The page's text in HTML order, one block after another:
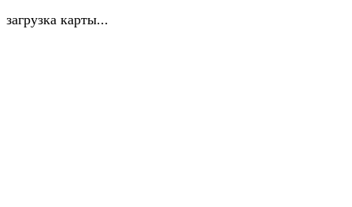
загрузка карты...